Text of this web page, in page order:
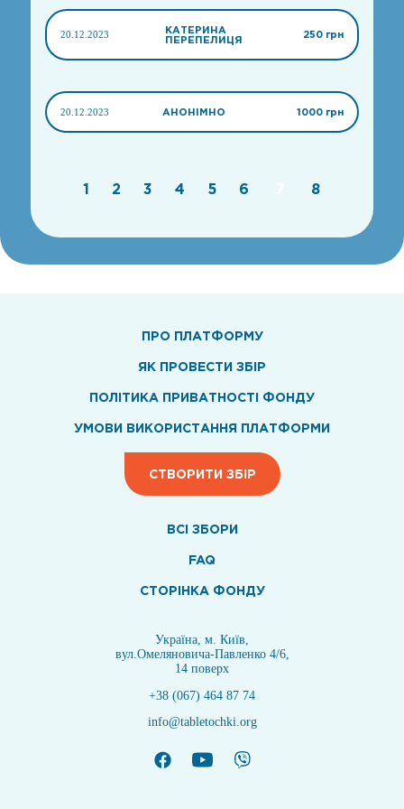
20.12.2023
КАТЕРИНА
ПЕРЕПЕЛИЦЯ
250 грн
20.12.2023 АНОНІМНО 1000 грн
1 2 3 4 5 6 8
ПРО ПЛАТФОРМУ
ЯК ПРОВЕСТИ ЗБІР
ПОЛІТИКА ПРИВАТНОСТІ ФОНДУ
УМОВИ ВИКОРИСТАННЯ ПЛАТФОРМИ
СТВОРИТИ ЗБІР
ВСI ЗБОРИ
FAQ
СТОРІНКА ФОНДУ
Україна, м. Київ,
вул.Омеляновича-Павленко 4/6,
14 поверх
+38 (067) 464 87 74
info@tabletochki.org